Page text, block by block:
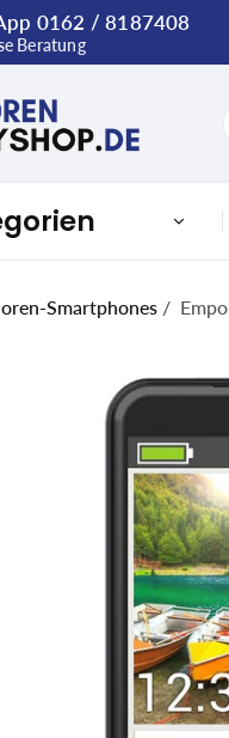
0162 / 8187408
Beratung
Smartphones /